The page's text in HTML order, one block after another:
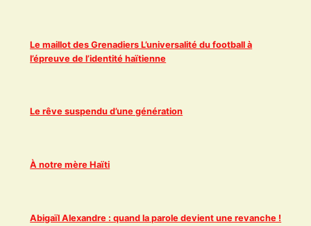
Le maillot des Grenadiers L’universalité du football à
l’épreuve de l’identité haïtienne
Le rêve suspendu d’une génération
À notre mère Haïti
Abigaïl Alexandre : quand la parole devient une revanche !